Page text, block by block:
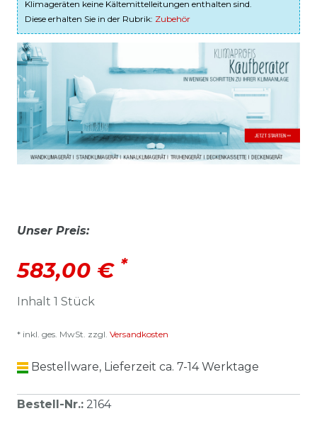
Klimageräten keine Kältemittelleitungen enthalten sind.
Diese erhalten Sie in der Rubrik: Zubehör
Unser Preis:
583,00 € *
Inhalt 1 Stück
* inkl. ges. MwSt. zzgl. Versandkosten
Bestellware, Lieferzeit ca. 7-14 Werktage
Bestell-Nr.: 2164